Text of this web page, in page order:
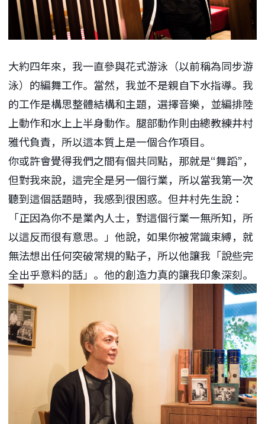
大約四年來，我一直參與花式游泳（以前稱為同步游
泳）的編舞工作。當然，我並不是親自下水指導。我
的工作是構思整體結構和主題，選擇音樂，並編排陸
上動作和水上上半身動作。腿部動作則由總教練井村
雅代負責，所以這本質上是一個合作項目。
你或許會覺得我們之間有個共同點，那就是“舞蹈”，
但對我來說，這完全是另一個行業，所以當我第一次
聽到這個話題時，我感到很困惑。但井村先生說：
「正因為你不是業內人士，對這個行業一無所知，所
以這反而很有意思。」他說，如果你被常識束縛，就
無法想出任何突破常規的點子，所以他讓我「說些完
全出乎意料的話」。他的創造力真的讓我印象深刻。